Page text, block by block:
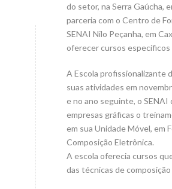
do setor, na Serra Gaúcha,
parceria com o Centro de
SENAI Nilo Peçanha, em
oferecer cursos específicos
A Escola profissionalizante
suas atividades em
e no ano seguinte, o SENAI
empresas gráficas o
em sua Unidade Móvel, em
Composição Eletrônica.
A escola oferecia cursos
das técnicas de